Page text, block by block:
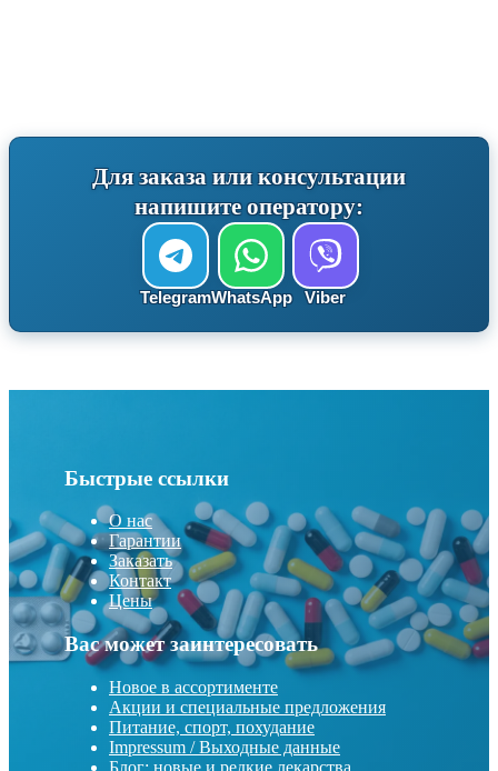
Для заказа или консультации
напишите оператору:
TelegramWhatsApp Viber
Быстрые ссылки
О нас
Гарантии
Заказать
Контакт
Цены
Вас может заинтересовать
Новое в ассортименте
Акции и специальные предложения
Питание, спорт, похудание
Impressum / Выходные данные
Блог: новые и редкие лекарства